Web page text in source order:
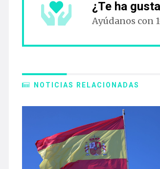
¿Te ha
Ayúdanos con
NOTICIAS RELACIONADAS